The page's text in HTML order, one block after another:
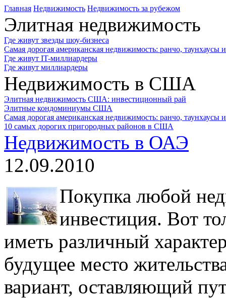
Главная Недвижимость Недвижимость за рубежом
Элитная недвижимость
Где живут звезды шоу-бизнеса
Самая дорогая американская недвижимость: ранчо, таунхаусы
Где живут IT-миллиардеры
Где живут миллиардеры
Недвижимость в США
Элитная недвижимость США: инвестиционный рай
Элитные кондоминиумы США
Самая дорогая американская недвижимость: ранчо, таунхаусы
10 самых дорогих пригородных районов в США
Недвижимость в ОАЭ
12.09.2010
Покупка любой
инвестиция. Вот
иметь различный
будущее место
вариант, оставляющий